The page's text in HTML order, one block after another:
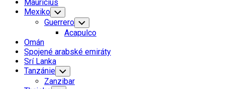
Mauricius
Mexiko Toggle
Child
Menu
Guerrero Toggle
Child
Menu
Acapulco
Omán
Spojené arabské emiráty
Srí Lanka
Tanzánie Toggle
Child
Menu
Zanzibar